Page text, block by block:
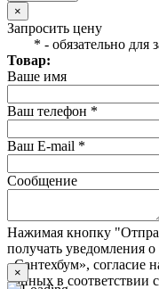
×
Запросить цену
* - обязательно для
Товар:
Ваше имя
Ваш телефон *
Ваш E-mail *
Сообщение
Нажимая кнопку
получать уведомления
«Сантехбум», согласие
данных в соответствии с
×